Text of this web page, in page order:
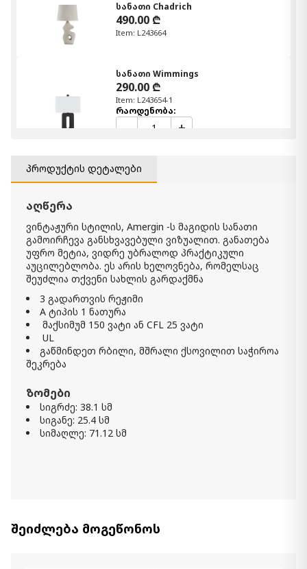
სანათი Chadrich
490.00 ₾
Item: L243664
სანათი Wimmings
290.00 ₾
Item: L243654-1
რაოდენობა:
+
პროდუქტის დეტალები
აღწერა
ვინტაჟური სტილის, Amergin -ს მაგიდის სანათი
გამოირჩევა განსხვავებული ვიზუალით. განათება
უფრო მეტია, ვიდრე უბრალოდ პრაქტიკული
აუცილებლობა. ეს არის ხელოვნება, რომელსაც
შეუძლია თქვენი სახლის გარდაქმნა
3 გადართვის რეჟიმი
A ტიპის 1 ნათურა
მაქსიმუმ 150 ვატი ან CFL 25 ვატი
UL
გაწმინდეთ რბილი, მშრალი ქსოვილით საჭიროა
შეკრება
ზომები
სიგრძე: 38.1 სმ
სიგანე: 25.4 სმ
სიმაღლე: 71.12 სმ
შეიძლება მოგეწონოს